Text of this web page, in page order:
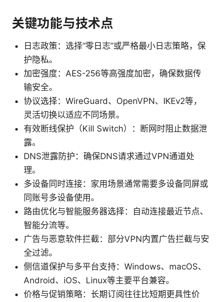
关键功能与技术点
日志政策：选择“零日志”或严格最小日志策略，保
护隐私。
加密强度：AES-256等高强度加密，确保数据传
输安全。
协议选择：WireGuard、OpenVPN、IKEv2等，
灵活切换以适应不同场景。
有效断线保护（Kill Switch）：断网时阻止数据泄
露。
DNS泄露防护：确保DNS请求通过VPN通道处
理。
多设备同时连接：家用场景通常需要多设备同屏或
同账号多设备使用。
路由优化与智能服务器选择：自动连接最近节点、
智能分流等。
广告与恶意软件拦截：部分VPN内置广告拦截与安
全过滤。
侧信道保护与多平台支持：Windows、macOS、
Android、iOS、Linux等主要平台兼容。
价格与促销策略：长期订阅往往比短期更具性价